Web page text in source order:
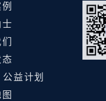
益计划